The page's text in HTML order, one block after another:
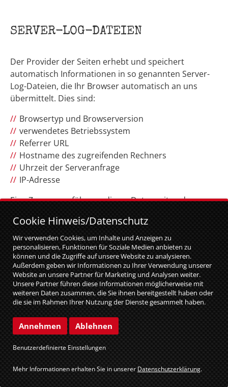
SERVER-LOG-DATEIEN
Der Provider der Seiten erhebt und speichert
automatisch Informationen in so genannten Server-
Log-Dateien, die Ihr Browser automatisch an uns
übermittelt. Dies sind:
Browsertyp und Browserversion
verwendetes Betriebssystem
Referrer URL
Hostname des zugreifenden Rechners
Uhrzeit der Serveranfrage
IP-Adresse
Eine Zusammenführung dieser Daten mit anderen
Die Erfassung dieser Daten erfolgt auf Grundlage von
Art. 6 Abs. 1 lit. f DSGVO. Der Websitebetreiber hat ein
berechtigtes Interesse an der technisch fehlerfreien
Darstellung und der Optimierung seiner Website –
hierzu müssen die Server-Log-Files erfasst werden.
KONTAKTFORMULAR
Wenn Sie uns per Kontaktformular Anfragen
zukommen lassen, werden Ihre Angaben aus dem
Anfrageformular inklusive der von Ihnen dort
angegebenen Kontaktdaten zwecks Bearbeitung der
Cookie Hinweis/Datenschutz
Wir verwenden Cookies, um Inhalte und Anzeigen zu
personalisieren, Funktionen für Soziale Medien anbieten zu
können und die Zugriffe auf unsere Website zu analysieren.
Außerdem geben wir Informationen zu Ihrer Verwendung unserer
Website an unsere Partner für Marketing und Analysen weiter.
Unsere Partner führen diese Informationen möglicherweise mit
weiteren Daten zusammen, die Sie ihnen bereitgestellt haben oder
die sie im Rahmen Ihrer Nutzung der Dienste gesammelt haben.
Website weiterhin nutzen.
Annehmen Ablehnen
Benutzerdefinierte Einstellungen
Mehr Informationen erhalten Sie in unsererDatenschutzerklärung.